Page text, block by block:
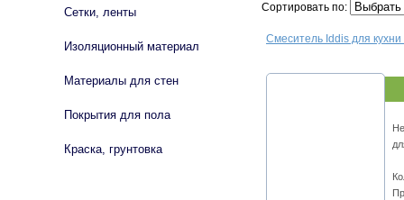
Сортировать по:
Смеситель Iddis для
Сетки, ленты
Изоляционный материал
Материалы для стен
Покрытия для пола
Краска, грунтовка